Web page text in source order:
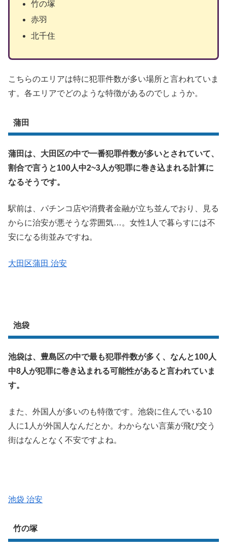
竹の塚
赤羽
北千住
こちらのエリアは特に犯罪件数が多い場所と言われていま
す。各エリアでどのような特徴があるのでしょうか。
蒲田
蒲田は、大田区の中で一番犯罪件数が多いとされていて、
割合で言うと100人中2~3人が犯罪に巻き込まれる計算に
なるそうです。
駅前は、パチンコ店や消費者金融が立ち並んでおり、見る
からに治安が悪そうな雰囲気…。女性1人で暮らすには不
安になる街並みですね。
大田区蒲田 治安
池袋
池袋は、豊島区の中で最も犯罪件数が多く、なんと100人
中8人が犯罪に巻き込まれる可能性があると言われていま
す。
また、外国人が多いのも特徴です。池袋に住んでいる10
人に1人が外国人なんだとか。わからない言葉が飛び交う
街はなんとなく不安ですよね。
池袋 治安
竹の塚